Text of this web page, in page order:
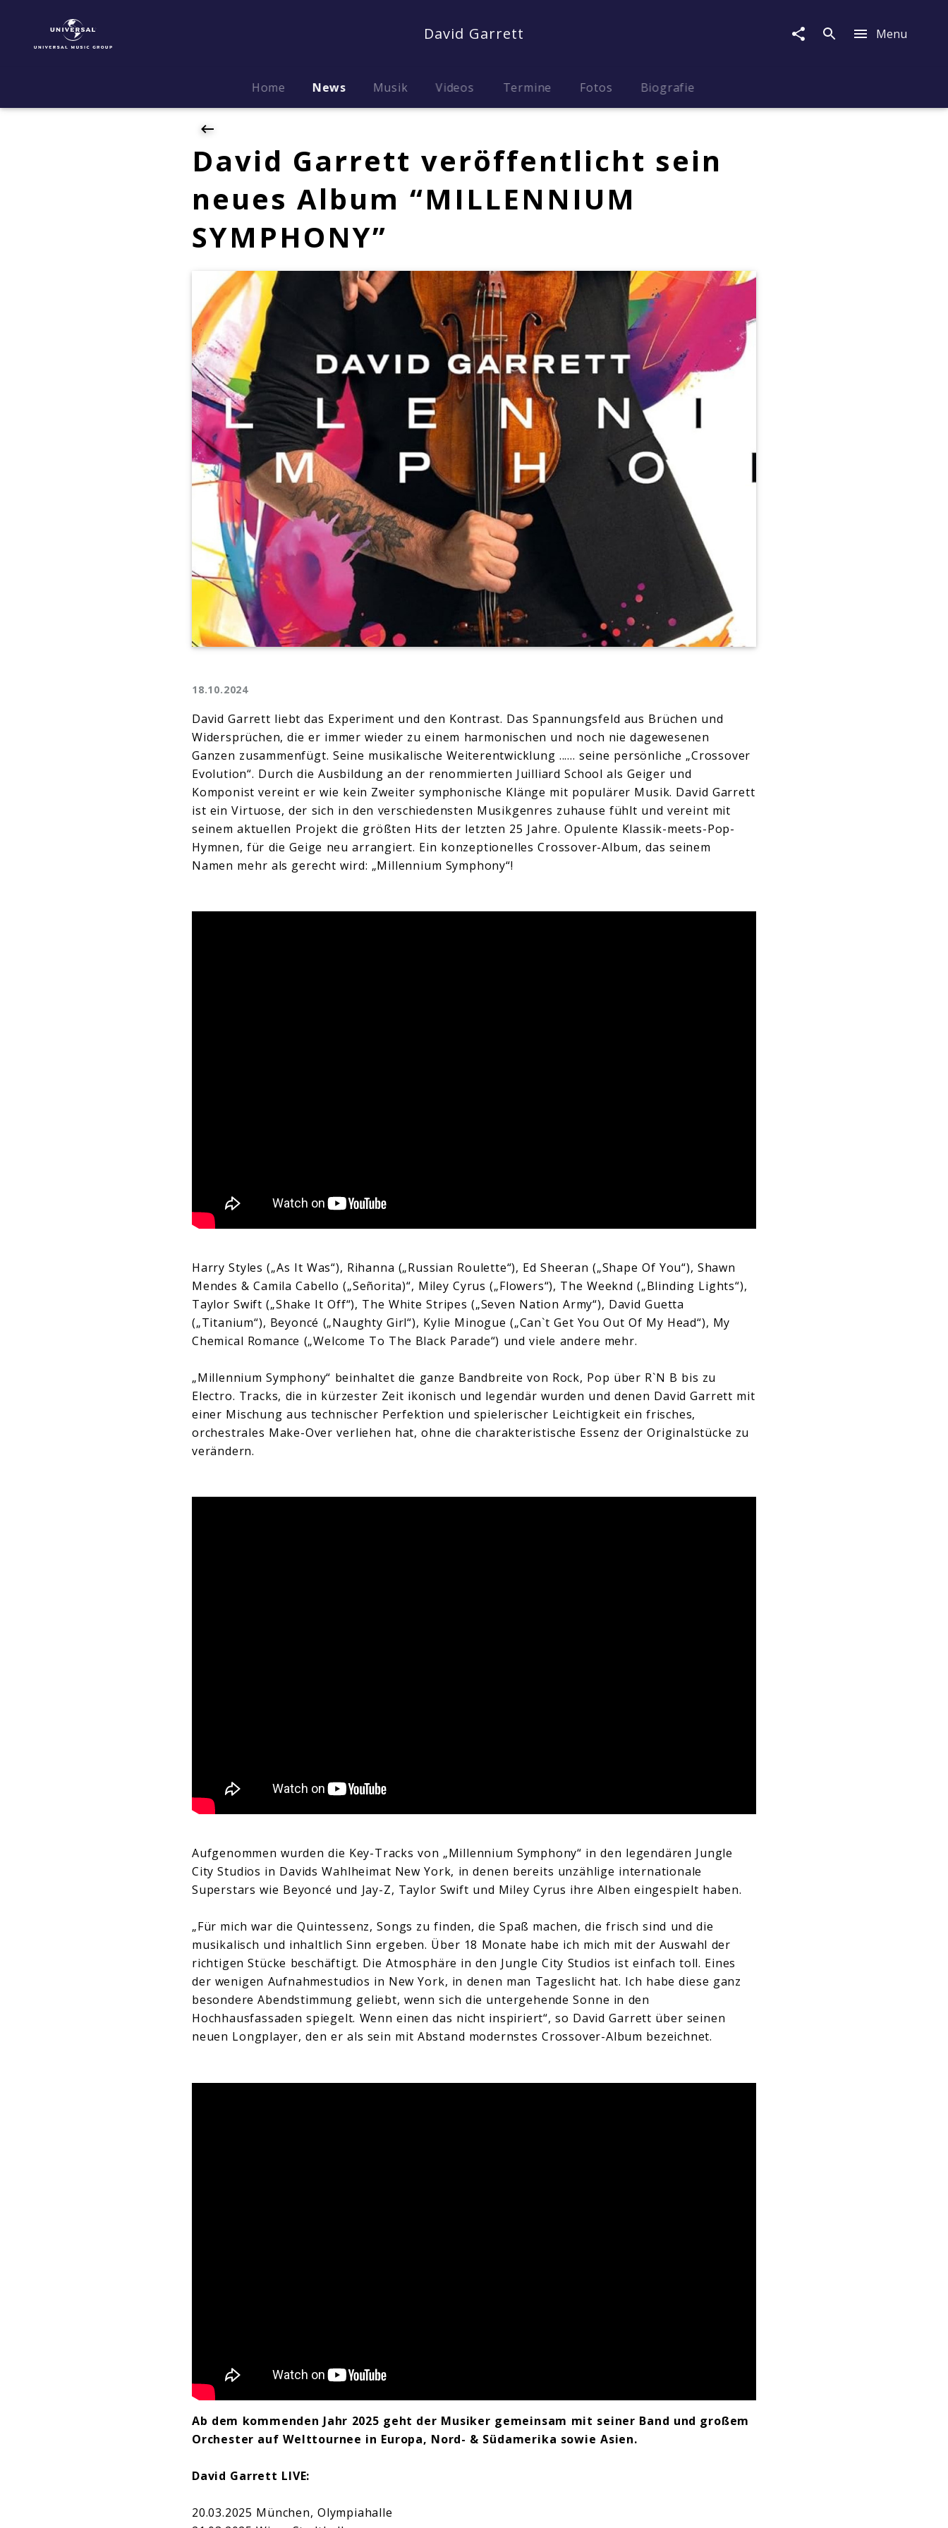
Garrett
David Garrett Menu
Home News Musik Videos Termine Fotos Biografie
David Garrett veröffentlicht sein
neues Album “MILLENNIUM
SYMPHONY”
18.10.2024
David Garrett liebt das Experiment und den Kontrast. Das Spannungsfeld aus Brüchen und
Widersprüchen, die er immer wieder zu einem harmonischen und noch nie dagewesenen
Ganzen zusammenfügt. Seine musikalische Weiterentwicklung ...... seine persönliche „Crossover
Evolution“. Durch die Ausbildung an der renommierten Juilliard School als Geiger und
Komponist vereint er wie kein Zweiter symphonische Klänge mit populärer Musik. David Garrett
ist ein Virtuose, der sich in den verschiedensten Musikgenres zuhause fühlt und vereint mit
seinem aktuellen Projekt die größten Hits der letzten 25 Jahre. Opulente Klassik-meets-Pop-
Hymnen, für die Geige neu arrangiert. Ein konzeptionelles Crossover-Album, das seinem
Namen mehr als gerecht wird: „Millennium Symphony“!
Harry Styles („As It Was“), Rihanna („Russian Roulette“), Ed Sheeran („Shape Of You“), Shawn
Mendes & Camila Cabello („Señorita)“, Miley Cyrus („Flowers“), The Weeknd („Blinding Lights“),
Taylor Swift („Shake It Off“), The White Stripes („Seven Nation Army“), David Guetta
(„Titanium“), Beyoncé („Naughty Girl“), Kylie Minogue („Can`t Get You Out Of My Head“), My
Chemical Romance („Welcome To The Black Parade“) und viele andere mehr.
„Millennium Symphony“ beinhaltet die ganze Bandbreite von Rock, Pop über R`N B bis zu
Electro. Tracks, die in kürzester Zeit ikonisch und legendär wurden und denen David Garrett mit
einer Mischung aus technischer Perfektion und spielerischer Leichtigkeit ein frisches,
orchestrales Make-Over verliehen hat, ohne die charakteristische Essenz der Originalstücke zu
verändern.
Aufgenommen wurden die Key-Tracks von „Millennium Symphony“ in den legendären Jungle
City Studios in Davids Wahlheimat New York, in denen bereits unzählige internationale
Superstars wie Beyoncé und Jay-Z, Taylor Swift und Miley Cyrus ihre Alben eingespielt haben.
„Für mich war die Quintessenz, Songs zu finden, die Spaß machen, die frisch sind und die
musikalisch und inhaltlich Sinn ergeben. Über 18 Monate habe ich mich mit der Auswahl der
richtigen Stücke beschäftigt. Die Atmosphäre in den Jungle City Studios ist einfach toll. Eines
der wenigen Aufnahmestudios in New York, in denen man Tageslicht hat. Ich habe diese ganz
besondere Abendstimmung geliebt, wenn sich die untergehende Sonne in den
Hochhausfassaden spiegelt. Wenn einen das nicht inspiriert“, so David Garrett über seinen
neuen Longplayer, den er als sein mit Abstand modernstes Crossover-Album bezeichnet.
Ab dem kommenden Jahr 2025 geht der Musiker gemeinsam mit seiner Band und großem
Orchester auf Welttournee in Europa, Nord- & Südamerika sowie Asien.
David Garrett LIVE:
20.03.2025 München, Olympiahalle